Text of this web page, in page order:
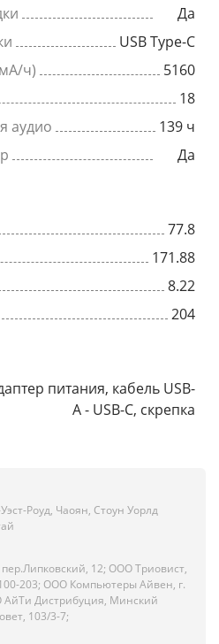
Да
USB Type-C
ч)
5160
18
аудио
139 ч
Да
77.8
171.88
8.22
204
питания, кабель USB-
A - USB-C, скрепка
Роуд, Чаоян, Стоун Уорлд
12; ООО Триовист,
203; ООО Компьютеры Айвен, г.
АйТи Дистрибуция, Минский
103/3-7;